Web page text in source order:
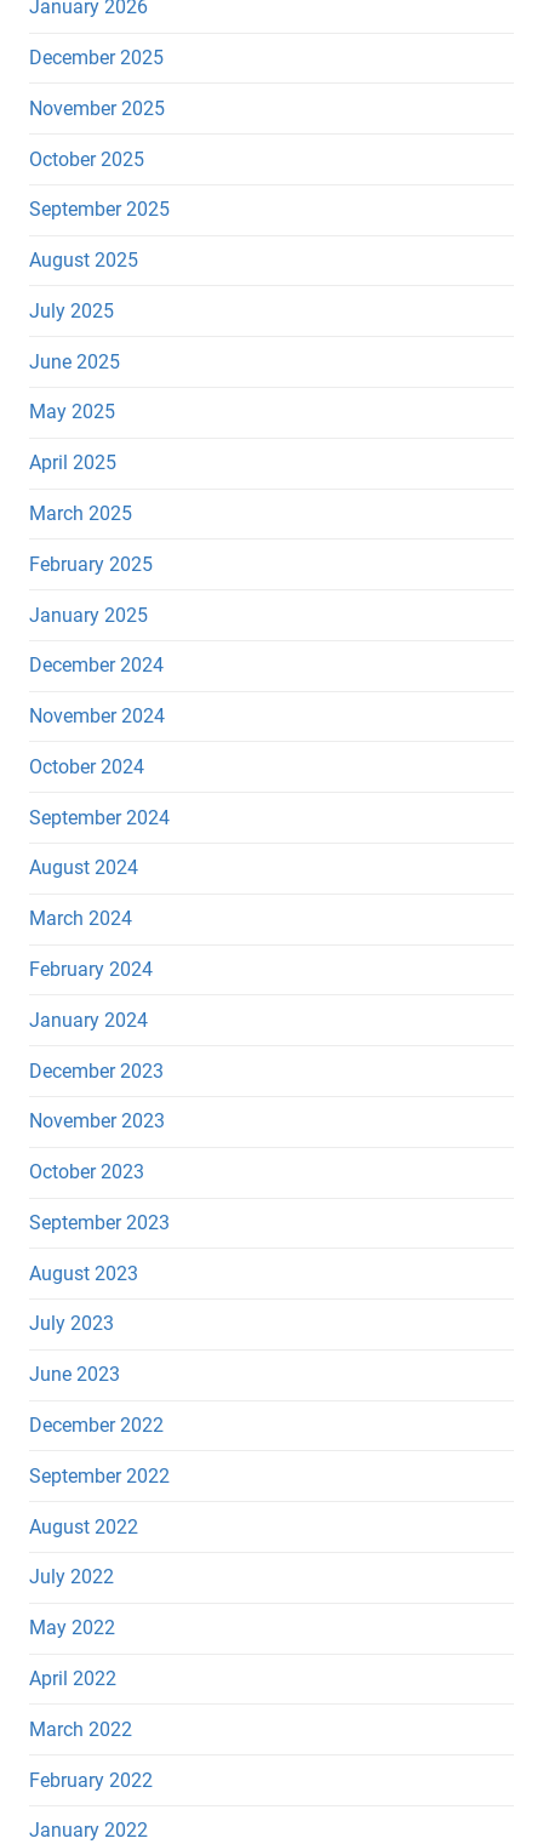
January 2026
December 2025
November 2025
October 2025
September 2025
August 2025
July 2025
June 2025
May 2025
April 2025
March 2025
February 2025
January 2025
December 2024
November 2024
October 2024
September 2024
August 2024
March 2024
February 2024
January 2024
December 2023
November 2023
October 2023
September 2023
August 2023
July 2023
June 2023
December 2022
September 2022
August 2022
July 2022
May 2022
April 2022
March 2022
February 2022
January 2022